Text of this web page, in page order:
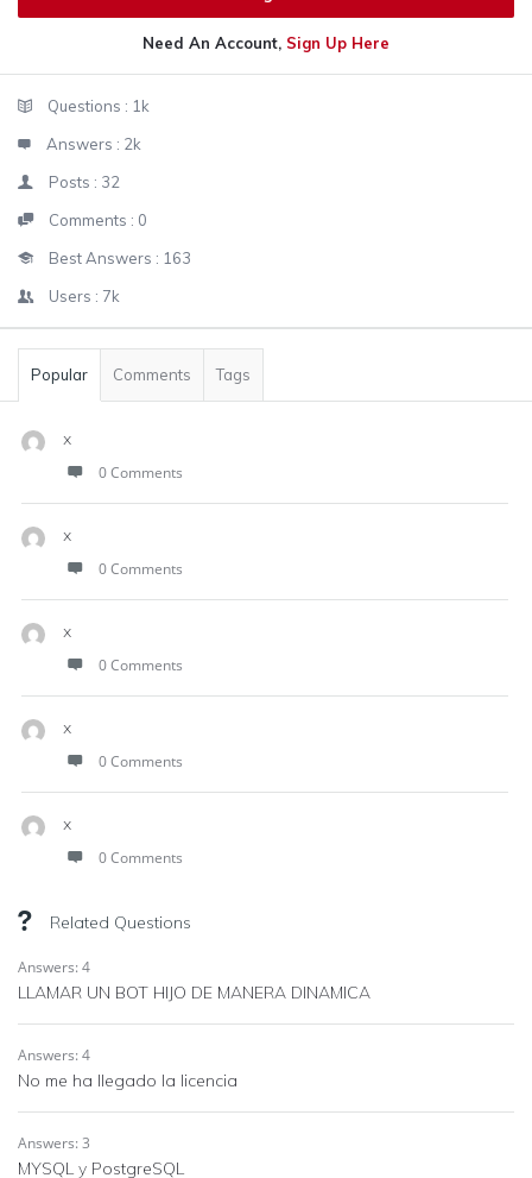
Need An Account, Sign Up Here
StatsQuestions : 1k
Answers : 2k
Posts : 32
Comments : 0
Best Answers : 163
Users : 7k
Popular Comments Tags
x
0 Comments
x
0 Comments
x
0 Comments
x
0 Comments
x
0 Comments
Related Questions
Answers: 4
LLAMAR UN BOT HIJO DE MANERA DINAMICA
Answers: 4
No me ha llegado la licencia
Answers: 3
MYSQL y PostgreSQL